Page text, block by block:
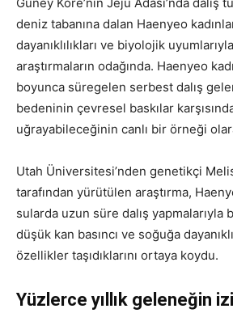
deniz tabanına dalan Haenyeo
dayanıklılıkları ve biyolojik
araştırmaların odağında. Haenyeo
boyunca süregelen serbest dalış
bedeninin çevresel baskılar
uğrayabileceğinin canlı bir örneği
Utah Üniversitesi’nden genetikçi
tarafından yürütülen araştırma,
sularda uzun süre dalış yapmalarıyla
düşük kan basıncı ve soğuğa
özellikler taşıdıklarını ortaya koydu.
Yüzlerce yıllık geleneğin